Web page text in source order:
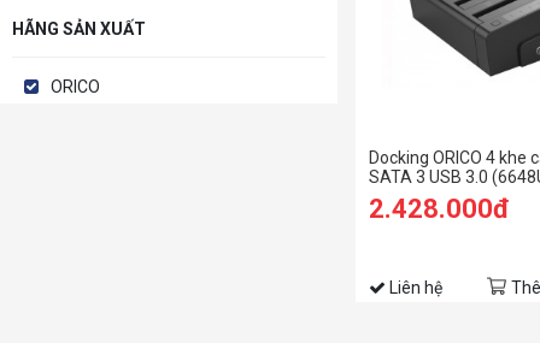
HÃNG SẢN XUẤT
ORICO
Docking ORICO 4 khe
SATA 3 USB 3.0
2.428.000đ
Liên hệ